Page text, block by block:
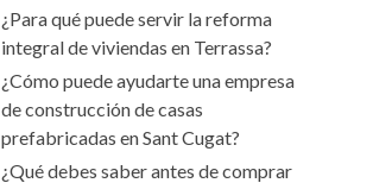
¿Para qué puede servir la reforma
integral de viviendas en Terrassa?
¿Cómo puede ayudarte una empresa
de construcción de casas
prefabricadas en Sant Cugat?
¿Qué debes saber antes de comprar